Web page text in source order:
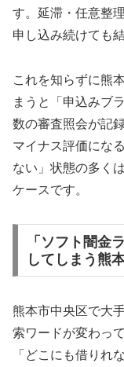
す。延滞・任意整
申し込み続けても
これを知らずに熊
まうと「申込みブ
数の審査照会が記
マイナス評価にな
ない」状態の多く
ケースです。
「ソフト闇金
してしまう熊
熊本市中央区で大
索ワードが変わっ
「どこにも借りれ